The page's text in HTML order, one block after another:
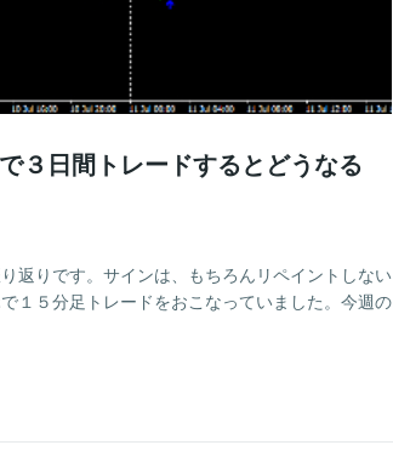
３日間トレードするとどうなる
返りです。サインは、もちろんリペイントしない
１５分足トレードをおこなっていました。今週の